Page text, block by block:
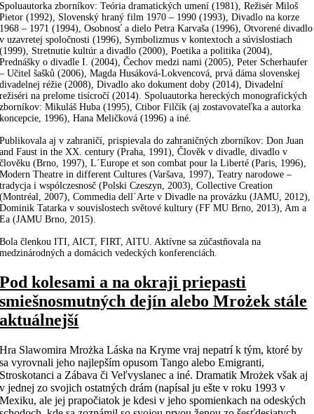
Spoluautorka zborníkov: Teória dramatických umení (1981), Režisér Miloš
Pietor (1992), Slovenský hraný film 1970 – 1990 (1993), Divadlo na korze
1968 – 1971 (1994), Osobnosť a dielo Petra Karvaša (1996), Otvorené divadlo
v uzavretej spoločnosti (1996), Symbolizmus v kontextoch a súvislostiach
(1999), Stretnutie kultúr a divadlo (2000), Poetika a politika (2004),
Prednášky o divadle I. (2004), Čechov medzi nami (2005), Peter Scherhaufer
– Učitel šašků (2006), Magda Husáková-Lokvencová, prvá dáma slovenskej
divadelnej réžie (2008), Divadlo ako dokument doby (2014), Divadelní
režiséri na prelome tisícročí (2014). Spoluautorka hereckých monografických
zborníkov: Mikuláš Huba (1995), Ctibor Filčík (aj zostavovateľka a autorka
koncepcie, 1996), Hana Meličková (1996) a iné.
Publikovala aj v zahraničí, prispievala do zahraničných zborníkov: Don Juan
and Faust in the XX. century (Praha, 1991), Člověk v divadle, divadlo v
člověku (Brno, 1997), L´Europe et son combat pour la Liberté (Paris, 1996),
Modern Theatre in different Cultures (Varšava, 1997), Teatry narodowe –
tradycja i wspólczesnosč (Polski Czeszyn, 2003), Collective Creation
(Montréal, 2007), Commedia dell´Arte v Divadle na provázku (JAMU, 2012),
Dominik Tatarka v souvislostech světové kultury (FF MU Brno, 2013), Am a
Ea (JAMU Brno, 2015).
Bola členkou ITI, AICT, FIRT, AITU. Aktívne sa zúčastňovala na
medzinárodných a domácich vedeckých konferenciách.
Pod kolesami a na okraji priepasti
smiešnosmutných dejín alebo Mrożek stále
aktuálnejší
Hra Slawomira Mrożka Láska na Kryme vraj nepatrí k tým, ktoré by
sa vyrovnali jeho najlepším opusom Tango alebo Emigranti,
Stroskotanci a Zábava či Veľvyslanec a iné. Dramatik Mrożek však aj
v jednej zo svojich ostatných drám (napísal ju ešte v roku 1993 v
Mexiku, ale jej prapočiatok je kdesi v jeho spomienkach na odeských